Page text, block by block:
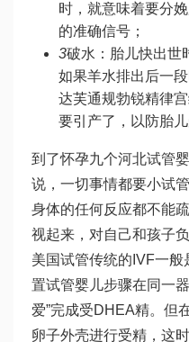
时，就意味着要分娩
的准确信号；
3破水：胎儿快出世
如果羊水排出后一
达芙通规勃锐精律
要引产了，以防胎儿
到了怀孕九个河北试管
说，一切事情都要小试
身体的任何反应都不能
视起来，对自己和孩子负
美国试管传统的IVF一
置试管婴儿步骤在同一
爱”完成受DHEA精。但
卵子外壳进行受精，这